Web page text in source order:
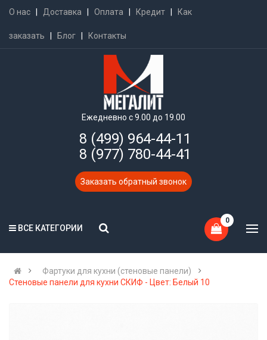
О нас Доставка Оплата Кредит Как
заказать Блог Контакты
Ежедневно с 9.00 до 19.00
8 (499) 964-44-11
8 (977) 780-44-41
Заказать обратный звонок
ВСЕ КАТЕГОРИИ
0
Фартуки для кухни (стеновые панели)
Стеновые панели для кухни СКИФ - Цвет: Белый 10